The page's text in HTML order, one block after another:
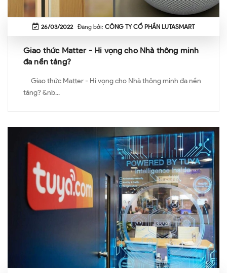
26/03/2022Đăng bởi: CÔNG TY CỔ PHẦN LUTASMART
Giao thức Matter - Hi vọng cho Nhà thông minh
đa nền tảng?
Giao thức Matter - Hi vọng cho Nhà thông minh đa nền
tảng? &nb...